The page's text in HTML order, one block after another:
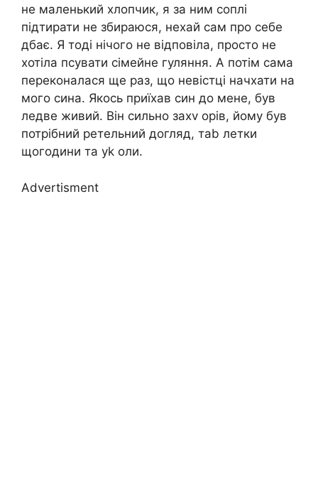
не маленький хлопчик, я за ним соплі
підтирати не збираюся, нехай сам про себе
дбає. Я тоді нічого не відповіла, просто не
хотіла псувати сімейне гуляння. А потім сама
переконалася ще раз, що невістці начхати на
мого сина. Якось приїхав син до мене, був
ледве живий. Він сильно захv орів, йому був
потрібний ретельний догляд, таb летки
щогодини та уk оли.
Advertisment